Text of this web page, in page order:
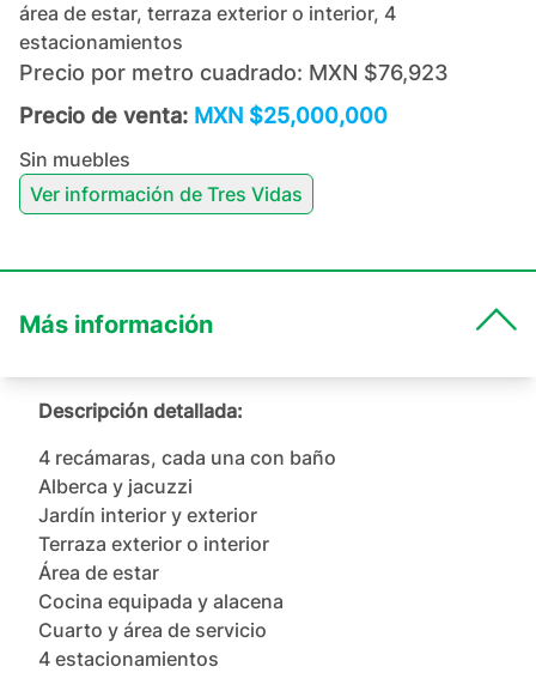
área de estar, terraza exterior o interior, 4
estacionamientos
Precio por metro cuadrado: MXN $76,923
Precio de venta: MXN $25,000,000
Sin muebles
Ver información de Tres Vidas
Más información
Descripción detallada:
4 recámaras, cada una con baño
Alberca y jacuzzi
Jardín interior y exterior
Terraza exterior o interior
Área de estar
Cocina equipada y alacena
Cuarto y área de servicio
4 estacionamientos